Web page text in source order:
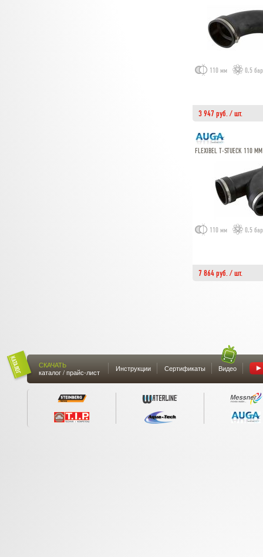
110 мм 0,5 бар
3 947 руб. / шт.
FLEXIBEL T-STUECK 110 MM
110 мм 0,5 бар
7 864 руб. / шт.
СКАЧАТЬ
каталог / прайс-лист
Инструкции Сертификаты Видео